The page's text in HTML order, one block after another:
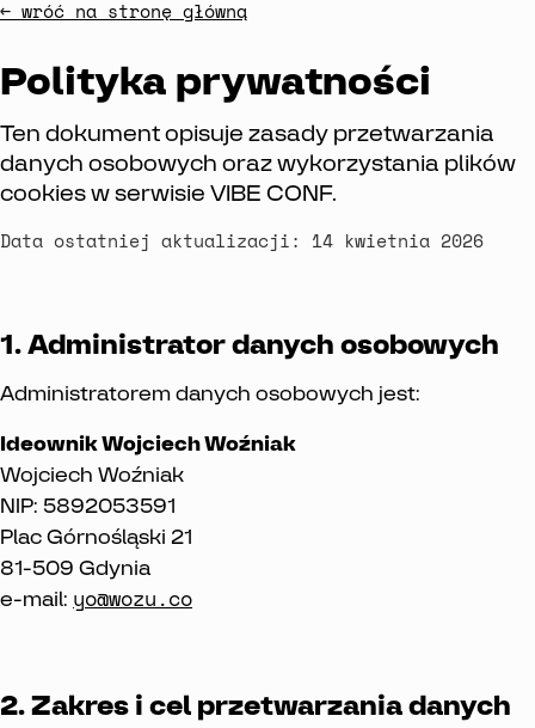
← wróć na stronę główną
Polityka prywatności
Ten dokument opisuje zasady przetwarzania
danych osobowych oraz wykorzystania plików
cookies w serwisie VIBE CONF.
Data ostatniej aktualizacji: 14 kwietnia 2026
1. Administrator danych osobowych
Administratorem danych osobowych jest:
Ideownik Wojciech Woźniak
Wojciech Woźniak
NIP: 5892053591
Plac Górnośląski 21
81-509 Gdynia
e-mail: yo@wozu.co
2. Zakres i cel przetwarzania danych